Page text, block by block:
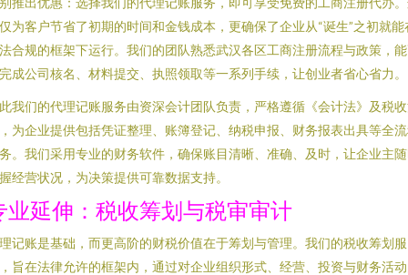
为客户节省了初期的时间和金钱成本，更确保了企业从“诞生”之初就能
合规的框架下运行。我们的团队熟悉武汉各区工商注册流程与政策，
成公司核名、材料提交、执照领取等一系列手续，让创业者省心省力。
我们的代理记账服务由资深会计团队负责，严格遵循《会计法》及税
为企业提供包括凭证整理、账簿登记、纳税申报、财务报表出具等全
。我们采用专业的财务软件，确保账目清晰、准确、及时，让企业主
经营状况，为决策提供可靠数据支持。
业延伸：税收筹划与税审审计
记账是基础，而更高阶的财税价值在于筹划与管理。我们的税收筹划服
旨在法律允许的框架内，通过对企业组织形式、经营、投资与财务活